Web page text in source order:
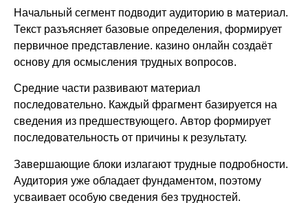
Начальный сегмент подводит аудиторию в материал.
Текст разъясняет базовые определения, формирует
первичное представление. казино онлайн создаёт
основу для осмысления трудных вопросов.
Средние части развивают материал
последовательно. Каждый фрагмент базируется на
сведения из предшествующего. Автор формирует
последовательность от причины к результату.
Завершающие блоки излагают трудные подробности.
Аудитория уже обладает фундаментом, поэтому
усваивает особую сведения без трудностей.